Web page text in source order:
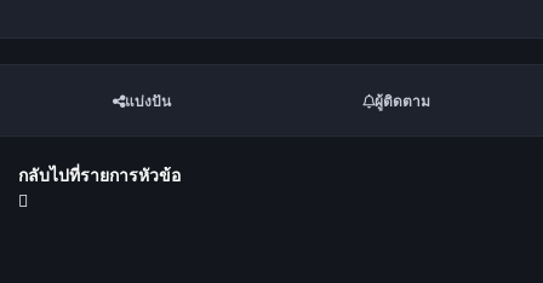
แบ่งปัน ผู้ติดตาม
กลับไปที่รายการหัวข้อ